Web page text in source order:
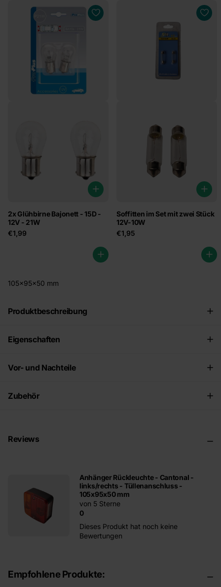
2x Glühbirne Bajonett - 15D -
12V - 21W
€1,99
Soffitten im Set mit zwei Stück
12V-10W
€1,95
105x95x50 mm
Produktbeschreibung
Eigenschaften
Vor- und Nachteile
Zubehör
Reviews
Anhänger Rückleuchte - Cantonal -
links/rechts - Tüllenanschluss -
105x95x50 mm
0
von 5 Sterne
Dieses Produkt hat noch keine
Bewertungen
Empfohlene Produkte: